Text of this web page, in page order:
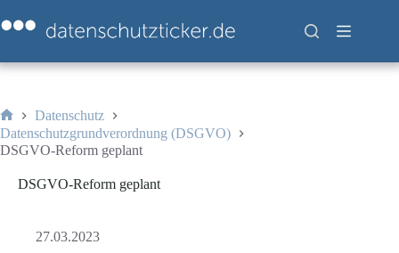
Inhalt
springen
Start
Datenschutz
Datenschutzgrundverordnung (DSGVO)
DSGVO-Reform geplant
DSGVO-Reform geplant
27.03.2023